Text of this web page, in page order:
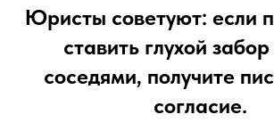
Юристы советуют: если
ставить глухой
соседями, получите
согласие.